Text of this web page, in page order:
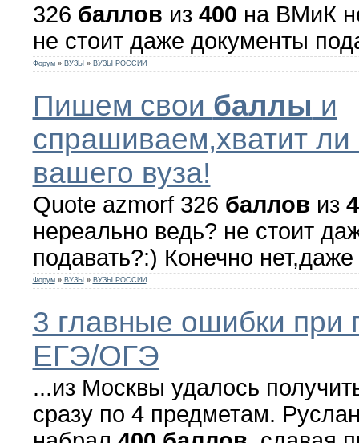
326 баллов из 400 на ВМиК
не стоит даже документы
Форум » ВУЗЫ » ВУЗЫ РОССИИ
Пишем свои баллы и
спрашиваем,хватит ли
вашего вуза!
Quote azmorf 326 баллов из
нереально ведь? не стоит
подавать?:) Конечно
Форум » ВУЗЫ » ВУЗЫ РОССИИ
3 главные ошибки при
ЕГЭ/ОГЭ
...из Москвы удалось
сразу по 4 предметам.